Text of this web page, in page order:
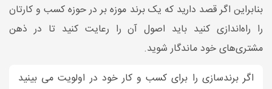
بنابراین اگر قصد دارید که یک برند موزه بر در حوزه کسب و کارتان
را راه‌اندازی کنید باید اصول آن را رعایت کنید تا در ذهن
مشتری‌های خود ماندگار شوید.
اگر برندسازی را برای کسب و کار خود در اولویت می بینید